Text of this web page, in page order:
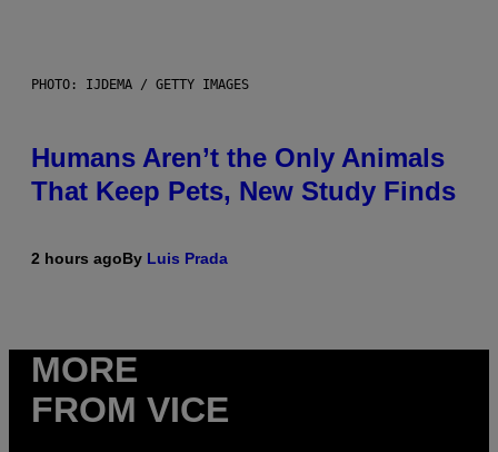
PHOTO: IJDEMA / GETTY IMAGES
Humans Aren’t the Only Animals
That Keep Pets, New Study Finds
2 hours agoBy Luis Prada
MORE
FROM VICE